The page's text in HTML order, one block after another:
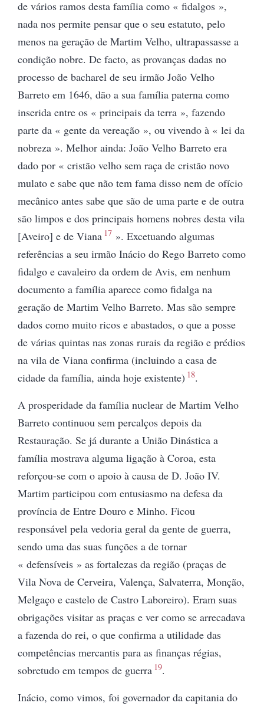
de vários ramos desta família como « fidalgos »,
nada nos permite pensar que o seu estatuto, pelo
menos na geração de Martim Velho, ultrapassasse a
condição nobre. De facto, as provanças dadas no
processo de bacharel de seu irmão João Velho
Barreto em 1646, dão a sua família paterna como
inserida entre os « principais da terra », fazendo
parte da « gente da vereação », ou vivendo à « lei da
nobreza ». Melhor ainda: João Velho Barreto era
dado por « cristão velho sem raça de cristão novo
mulato e sabe que não tem fama disso nem de ofício
mecânico antes sabe que são de uma parte e de outra
são limpos e dos principais homens nobres desta vila
[Aveiro] e de Viana 17 ». Excetuando algumas
referências a seu irmão Inácio do Rego Barreto como
fidalgo e cavaleiro da ordem de Avis, em nenhum
documento a família aparece como fidalga na
geração de Martim Velho Barreto. Mas são sempre
dados como muito ricos e abastados, o que a posse
de várias quintas nas zonas rurais da região e prédios
na vila de Viana confirma (incluindo a casa de
cidade da família, ainda hoje existente) 18.
A prosperidade da família nuclear de Martim Velho
Barreto continuou sem percalços depois da
Restauração. Se já durante a União Dinástica a
família mostrava alguma ligação à Coroa, esta
reforçou-se com o apoio à causa de D. João IV.
Martim participou com entusiasmo na defesa da
província de Entre Douro e Minho. Ficou
responsável pela vedoria geral da gente de guerra,
sendo uma das suas funções a de tornar
« defensíveis » as fortalezas da região (praças de
Vila Nova de Cerveira, Valença, Salvaterra, Monção,
Melgaço e castelo de Castro Laboreiro). Eram suas
obrigações visitar as praças e ver como se arrecadava
a fazenda do rei, o que confirma a utilidade das
competências mercantis para as finanças régias,
sobretudo em tempos de guerra 19.
Inácio, como vimos, foi governador da capitania do